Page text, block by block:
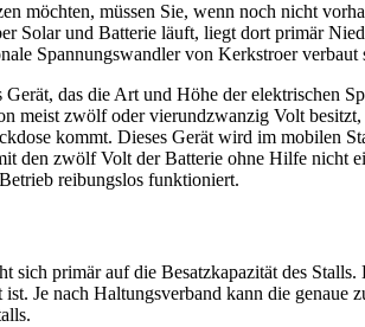
möchten, müssen Sie, wenn noch nicht
Solar und Batterie läuft, liegt dort primär
Spannungswandler von Kerkstroer
das die Art und Höhe der elektrischen
meist zwölf oder vierundzwanzig Volt
kommt. Dieses Gerät wird im mobilen
den zwölf Volt der Batterie ohne Hilfe
reibungslos funktioniert.
primär auf die Besatzkapazität des
Je nach Haltungsverband kann die genaue